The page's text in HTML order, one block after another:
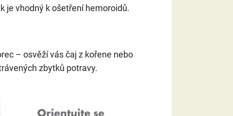
je vhodný k ošetření hemoroidů.
– osvěží vás čaj z kořene nebo
zbytků potravy.